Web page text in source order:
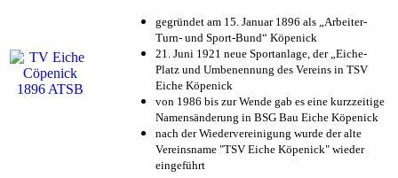
gegründet am 15. Januar 1896 als „Arbeiter-
Turn- und Sport-Bund“ Köpenick
21. Juni 1921 neue Sportanlage, der „Eiche-
Platz und Umbenennung des Vereins in TSV
Eiche Köpenick
von 1986 bis zur Wende gab es eine kurzzeitige
Namensänderung in BSG Bau Eiche Köpenick
nach der Wiedervereinigung wurde der alte
Vereinsname "TSV Eiche Köpenick" wieder
eingeführt